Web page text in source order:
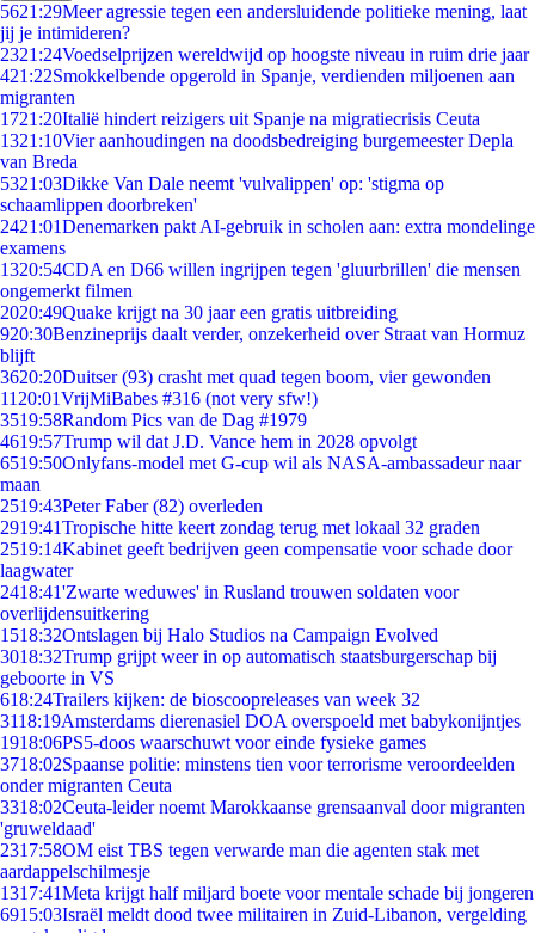
5621:29Meer agressie tegen een andersluidende politieke mening, laat
jij je intimideren?
2321:24Voedselprijzen wereldwijd op hoogste niveau in ruim drie jaar
421:22Smokkelbende opgerold in Spanje, verdienden miljoenen aan
migranten
1721:20Italië hindert reizigers uit Spanje na migratiecrisis Ceuta
1321:10Vier aanhoudingen na doodsbedreiging burgemeester Depla
van Breda
5321:03Dikke Van Dale neemt 'vulvalippen' op: 'stigma op
schaamlippen doorbreken'
2421:01Denemarken pakt AI-gebruik in scholen aan: extra mondelinge
examens
1320:54CDA en D66 willen ingrijpen tegen 'gluurbrillen' die mensen
ongemerkt filmen
2020:49Quake krijgt na 30 jaar een gratis uitbreiding
920:30Benzineprijs daalt verder, onzekerheid over Straat van Hormuz
blijft
3620:20Duitser (93) crasht met quad tegen boom, vier gewonden
11 20:01VrijMiBabes #316 (not very sfw!)
3519:58Random Pics van de Dag #1979
4619:57Trump wil dat J.D. Vance hem in 2028 opvolgt
6519:50Onlyfans-model met G-cup wil als NASA-ambassadeur naar
maan
2519:43Peter Faber (82) overleden
2919:41Tropische hitte keert zondag terug met lokaal 32 graden
2519:14Kabinet geeft bedrijven geen compensatie voor schade door
laagwater
2418:41'Zwarte weduwes' in Rusland trouwen soldaten voor
overlijdensuitkering
1518:32Ontslagen bij Halo Studios na Campaign Evolved
3018:32Trump grijpt weer in op automatisch staatsburgerschap bij
geboorte in VS
618:24Trailers kijken: de bioscoopreleases van week 32
3118:19Amsterdams dierenasiel DOA overspoeld met babykonijntjes
1918:06PS5-doos waarschuwt voor einde fysieke games
3718:02Spaanse politie: minstens tien voor terrorisme veroordeelden
onder migranten Ceuta
3318:02Ceuta-leider noemt Marokkaanse grensaanval door migranten
'gruweldaad'
2317:58OM eist TBS tegen verwarde man die agenten stak met
aardappelschilmesje
1317:41Meta krijgt half miljard boete voor mentale schade bij jongeren
6915:03Israël meldt dood twee militairen in Zuid-Libanon, vergelding